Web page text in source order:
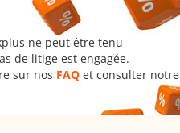
ne peut être tenu
de litige est engagée.
sur nos FAQ et consulter notre